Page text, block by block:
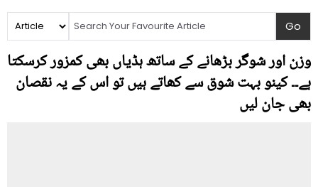
وزن اور شوگر بڑھانے کے ساتھ ہڈیاں بھی کمزور کرسکتا
ہے۔۔ کینو بہت شوق سے کھاتے ہیں تو اس کے یہ نقصان
بھی جان لیں